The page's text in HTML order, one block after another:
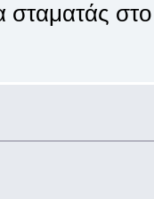
στο